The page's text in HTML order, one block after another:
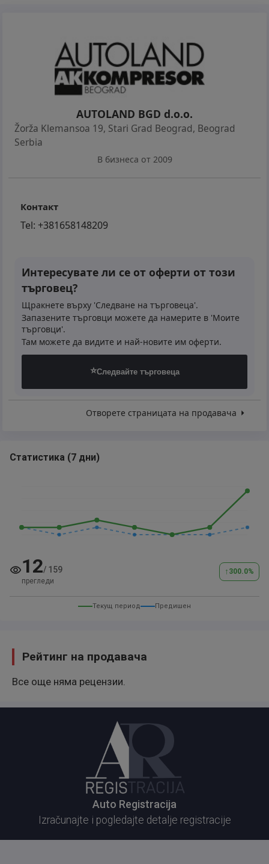
AUTOLAND BGD d.o.o.
Žorža Klemansoa 19, Stari Grad Beograd, Beograd
Serbia
В бизнеса от 2009
Контакт
Tel: +381658148209
Интересувате ли се от оферти от този
търговец?
Щракнете върху 'Следване на търговеца'.
Запазените търговци можете да намерите в 'Моите
търговци'.
Там можете да видите и най-новите им оферти.
⭐Следвайте търговеца
Отворете страницата на продавача
Статистика (7 дни)
12/ 159
прегледи
↑ 300.0%
Текущ период Предишен
Рейтинг на продавача
Все още няма рецензии.
Auto Registracija
Izračunajte i pogledajte detalje registracije